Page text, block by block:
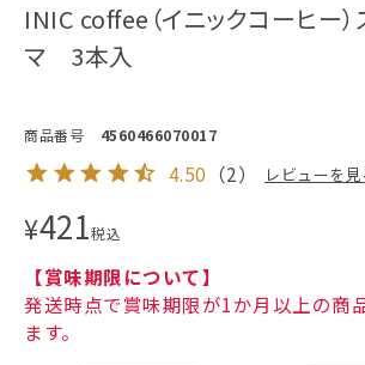
INIC coffee（イニックコーヒー
マ 3本入
商品番号 4560466070017
4.50 （2） レビューを見
¥421税込
【賞味期限について】
発送時点で賞味期限が1か月以上の商
ます。